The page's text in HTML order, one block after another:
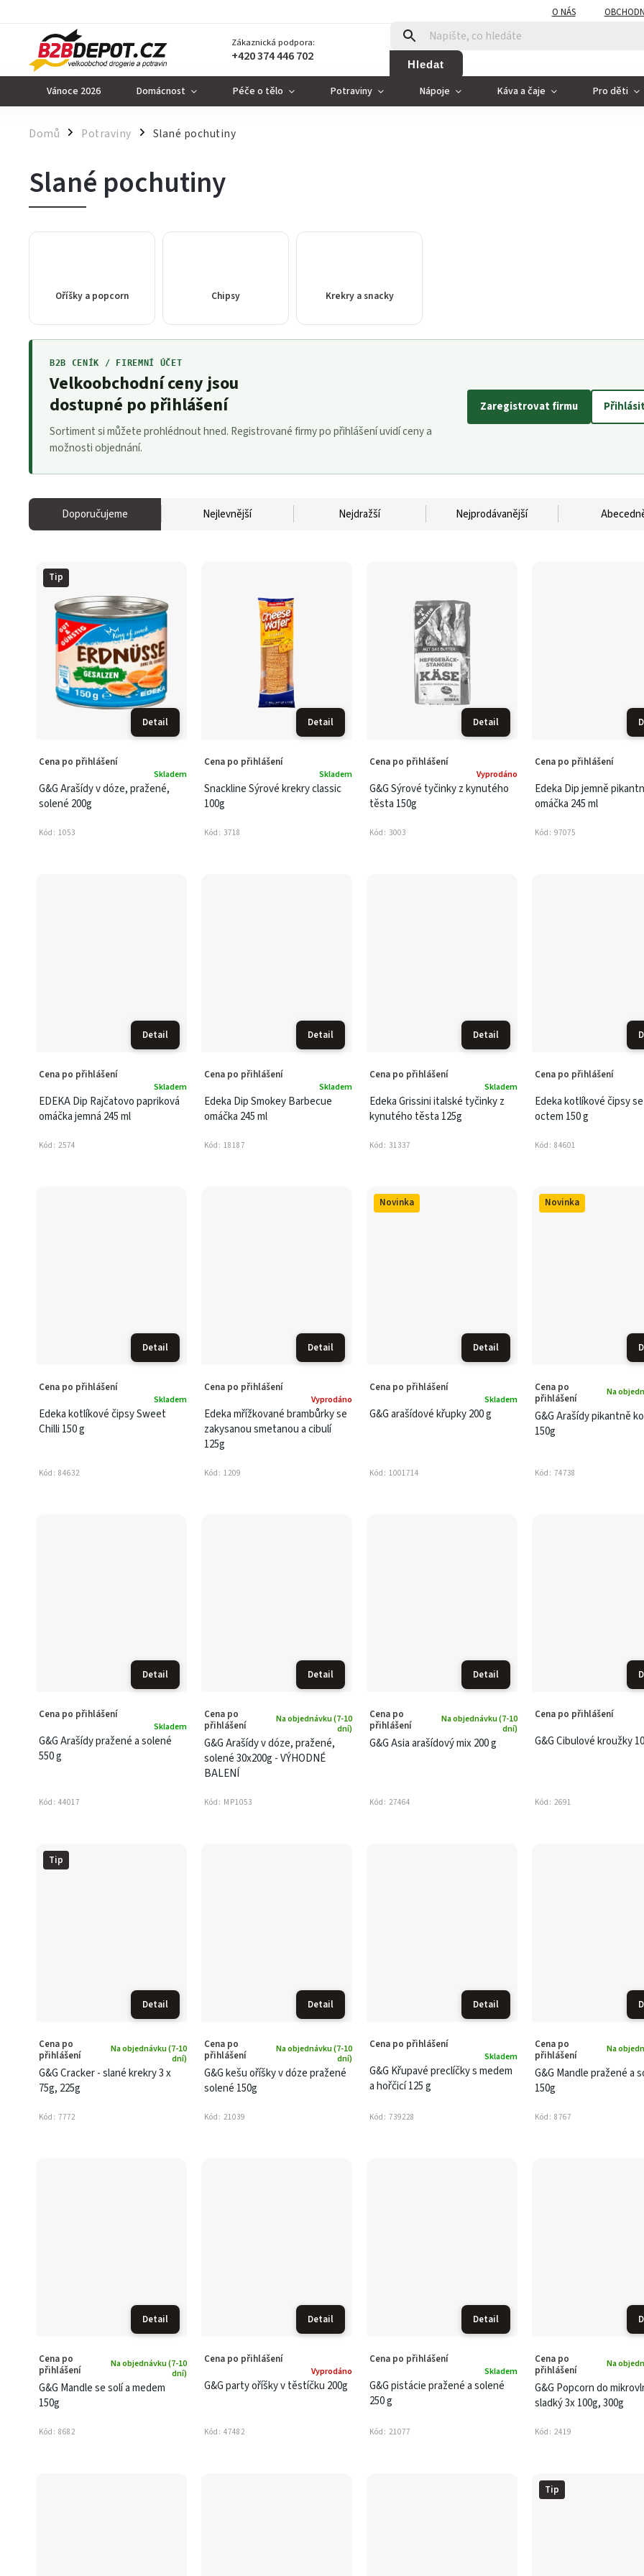
O NÁS
Zákaznická podpora:
+420 374 446 702 Hledat
Vánoce 2026 Domácnost Péče o tělo Potraviny Nápoje Káva a čaje Pro děti
Domů / Potraviny / Slané pochutiny
Slané pochutiny
Oříšky a popcorn Chipsy Krekry a snacky
B2B CENÍK / FIREMNÍ ÚČET
Velkoobchodní ceny jsou
dostupné po přihlášení
Sortiment si můžete prohlédnout hned. Registrované firmy po přihlášení uvidí ceny a
možnosti objednání.
Zaregistrovat firmu
Doporučujeme Nejlevnější Nejdražší Nejprodávanější
Tip
Detail
G&G Arašídy v dóze, pražené,
solené 200g
Skladem
Cena po přihlášení
Kód: 1053
Detail
Snackline Sýrové krekry classic
100g
Skladem
Cena po přihlášení
Kód: 3718
Detail
G&G Sýrové tyčinky z kynutého
těsta 150g
Vyprodáno
Cena po přihlášení
Kód: 3003
Edeka Dip jemně
omáčka 245 ml
Cena po přihlášení
Kód: 97075
Detail
EDEKA Dip Rajčatovo papriková
omáčka jemná 245 ml
Skladem
Cena po přihlášení
Kód: 2574
Detail
Edeka Dip Smokey Barbecue
omáčka 245 ml
Skladem
Cena po přihlášení
Kód: 18187
Detail
Edeka Grissini italské tyčinky z
kynutého těsta 125g
Skladem
Cena po přihlášení
Kód: 31337
Edeka kotlíkové čipsy
octem 150 g
Cena po přihlášení
Kód: 84601
Detail
Edeka kotlíkové čipsy Sweet
Chilli 150 g
Skladem
Cena po přihlášení
Kód: 84632
Detail
Edeka mřížkované brambůrky se
zakysanou smetanou a cibulí
125g
Vyprodáno
Cena po přihlášení
Kód: 1209
Novinka
Detail
G&G arašídové křupky 200 g
Skladem
Cena po přihlášení
Kód: 1001714
Novinka
G&G Arašídy pikantně
150g
Na
Cena po
přihlášení
Kód: 74738
Detail
G&G Arašídy pražené a solené
550 g
Skladem
Cena po přihlášení
Kód: 44017
Detail
G&G Arašídy v dóze, pražené,
solené 30x200g - VÝHODNÉ
BALENÍ
Na objednávku (7-10
dní)
Cena po
přihlášení
Kód: MP1053
Detail
G&G Asia arašídový mix 200 g
Na objednávku (7-10
dní)
Cena po
přihlášení
Kód: 27464
G&G Cibulové kroužky
Cena po přihlášení
Kód: 2691
Tip
Detail
G&G Cracker - slané krekry 3 x
75g, 225g
Na objednávku (7-10
dní)
Cena po
přihlášení
Kód: 7772
Detail
G&G kešu oříšky v dóze pražené
solené 150g
Na objednávku (7-10
dní)
Cena po
přihlášení
Kód: 21039
Detail
G&G Křupavé preclíčky s medem
a hořčicí 125 g
Skladem
Cena po přihlášení
Kód: 739228
G&G Mandle pražené a
150g
Na
Cena po
přihlášení
Kód: 8767
Detail
G&G Mandle se solí a medem
150g
Na objednávku (7-10
dní)
Cena po
přihlášení
Kód: 8682
Detail
G&G party oříšky v těstíčku 200g
Vyprodáno
Cena po přihlášení
Kód: 47482
Detail
G&G pistácie pražené a solené
250 g
Skladem
Cena po přihlášení
Kód: 21077
G&G Popcorn do
sladký 3x 100g, 300g
Na
Cena po
přihlášení
Kód: 2419
Tip